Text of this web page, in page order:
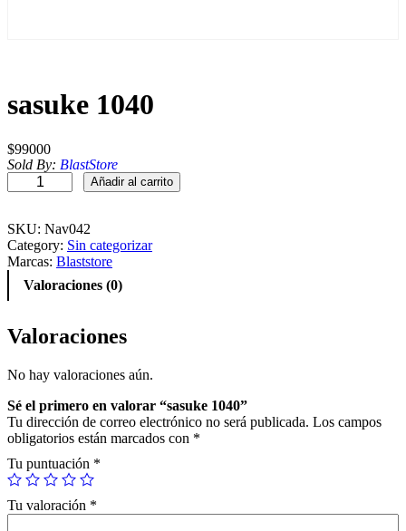
sasuke 1040
$99000
Sold By: BlastStore
a
u
k
e
0
c
n
i
d
a
d
Añadir al carrito
SKU: Nav042
Category: Sin categorizar
Marcas: Blaststore
Valoraciones (0)
Valoraciones
No hay valoraciones aún.
Sé el primero en valorar “sasuke 1040”
Tu dirección de correo electrónico no será publicada. Los campos
obligatorios están marcados con *
Tu puntuación *
Tu valoración *